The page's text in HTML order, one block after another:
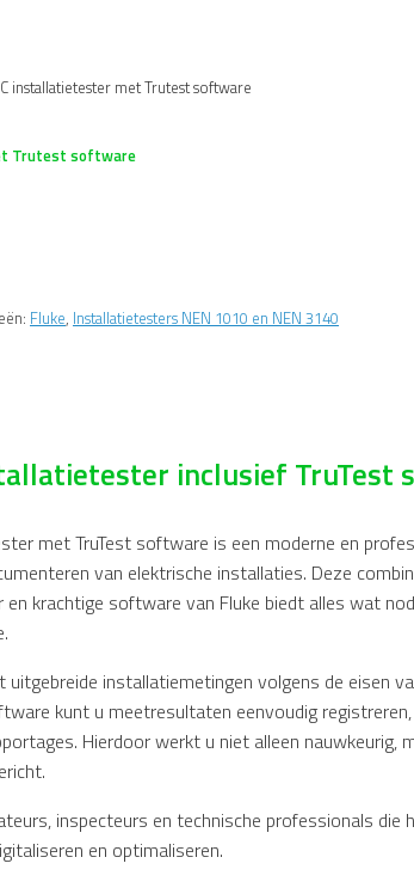
installatietester met Trutest software
Trutest software
Fluke, Installatietesters NEN 1010 en NEN 3140
inclusief TruTest
met TruTest software is een moderne en
van elektrische installaties. Deze
krachtige software van Fluke biedt alles wat
uitgebreide installatiemetingen volgens de eisen
kunt u meetresultaten eenvoudig
Hierdoor werkt u niet alleen nauwkeurig,
inspecteurs en technische professionals die
en optimaliseren.